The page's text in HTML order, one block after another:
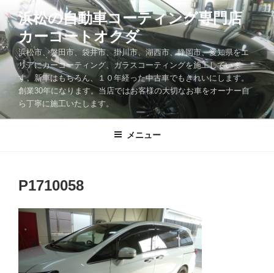
ン
テ
ン
ツ
キ
浜松の自動車コーティング専門店
カーコートオクダ
浜松市、磐田市、袋井市、掛川市、湖西市、静岡市、愛知県をエ
リアにカーコーティング、ガラスコーティングを施工していま
す。新車はもちろん、１０年経った中古車でもきれいにします。
創業30年になります。当店ではお客様の大切なお車をオーナー自
ら丁寧に施工いたします。
メニュー
P1710058